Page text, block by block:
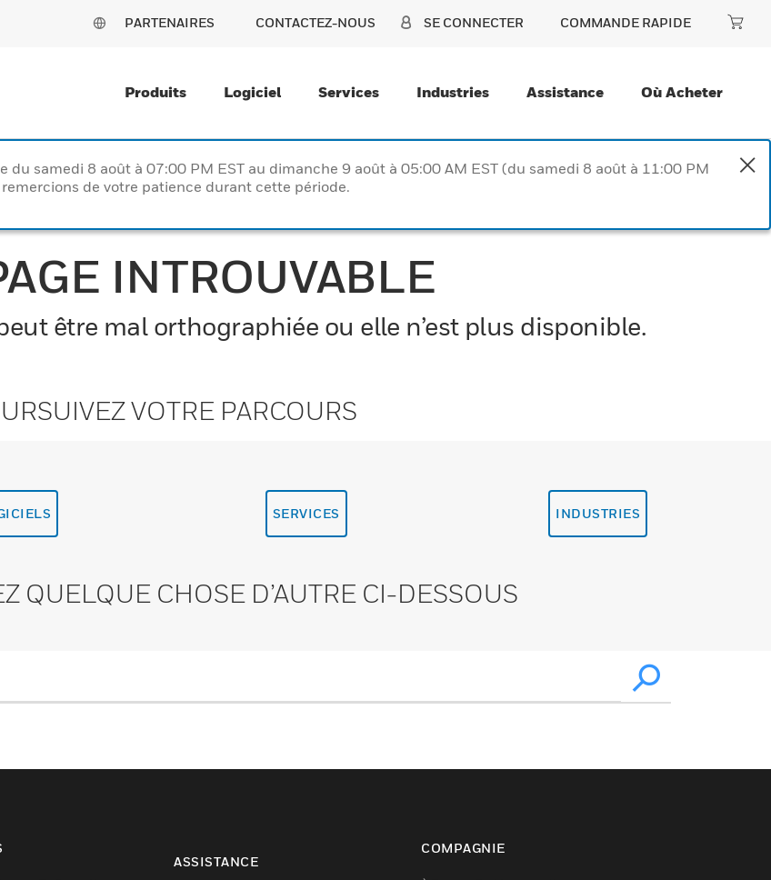
PARTENAIRES CONTACTEZ-NOUS SE CONNECTER COMMANDE RAPIDE
Produits Logiciel Services Industries Assistance Où Acheter
samedi 8 août à 07:00 PM EST au dimanche 9 août à 05:00 AM EST (du samedi 8 août à 11:00 PM
de votre patience durant cette période.
INTROUVABLE
être mal orthographiée ou elle n’est plus disponible.
VOTRE PARCOURS
SERVICES INDUSTRIES
QUELQUE CHOSE D’AUTRE CI-DESSOUS
ASSISTANCE
COMPAGNIE